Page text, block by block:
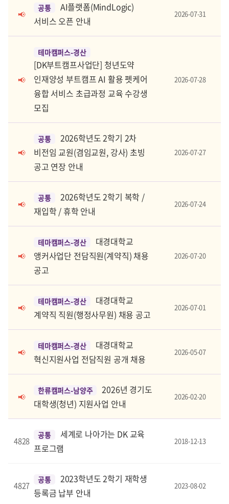
📢
공통
AI플랫폼(MindLogic)
서비스 오픈 안내
2026-07-31
📢
테마캠퍼스-경산
[DK부트캠프사업단] 청년도약
인재양성 부트캠프 AI 활용 펫케어
융합 서비스 초급과정 교육 수강생
모집
2026-07-28
📢
공통
2026학년도 2학기 2차
비전임 교원(겸임교원, 강사) 초빙
공고 연장 안내
2026-07-27
📢
공통
2026학년도 2학기 복학 /
재입학 / 휴학 안내
2026-07-24
📢
테마캠퍼스-경산
대경대학교
앵커사업단 전담직원(계약직) 채용
공고
2026-07-20
📢
테마캠퍼스-경산
대경대학교
계약직 직원(행정사무원) 채용 공고
2026-07-01
📢
테마캠퍼스-경산
대경대학교
혁신지원사업 전담직원 공개 채용
2026-05-07
📢
한류캠퍼스-남양주
2026년 경기도
대학생(청년) 지원사업 안내
2026-02-20
4828
공통
세계로 나아가는 DK 교육
프로그램
2018-12-13
4827
공통
2023학년도 2학기 재학생
등록금 납부 안내
2023-08-02